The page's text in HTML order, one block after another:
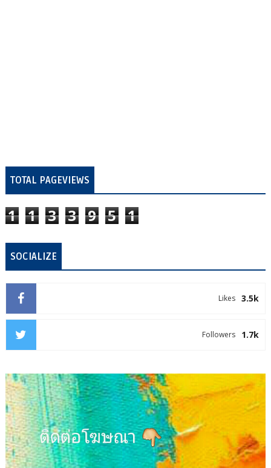
TOTAL PAGEVIEWS
1 1 3 3 9 5 1
SOCIALIZE
3.5k
Likes
1.7k
Followers